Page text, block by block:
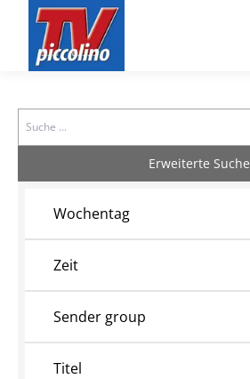
Search
Erweiterte Suche
Wochentag
Zeit
Sender group
Titel